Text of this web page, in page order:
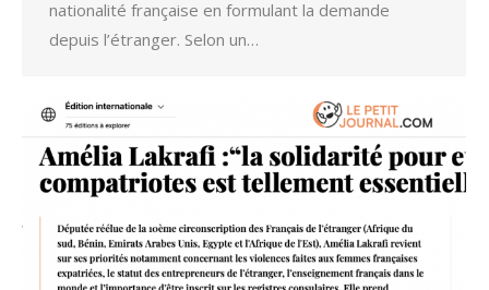
nationalité française en formulant la demande
depuis l’étranger. Selon un…